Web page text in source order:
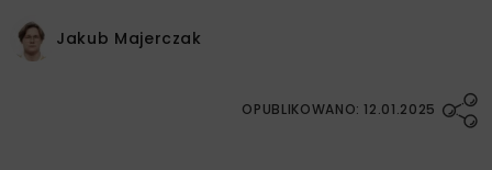
Jakub Majerczak
OPUBLIKOWANO: 12.01.2025